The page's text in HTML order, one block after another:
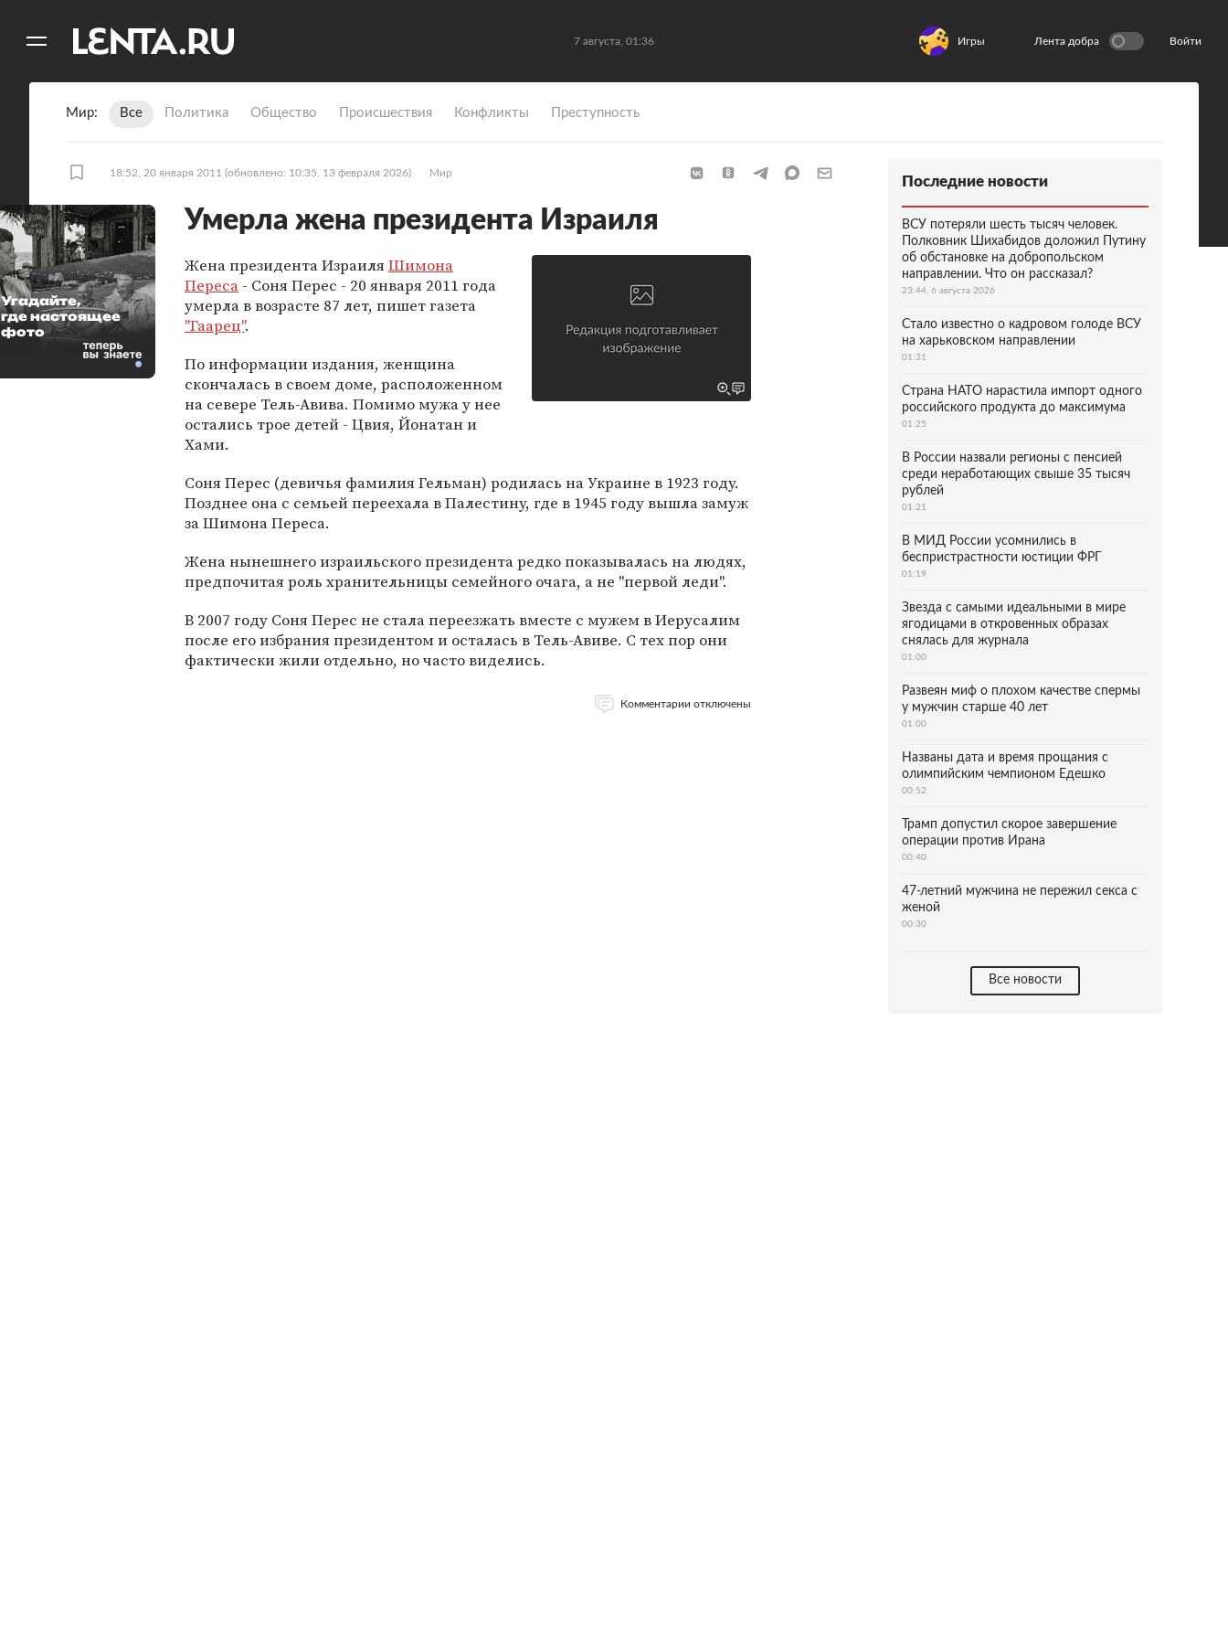
7 августа, 01:36 Игры Лента добра Войти
Мир Все Политика Общество Происшествия Конфликты Преступность
18:52, 20 января 2011 (обновлено: 10:35, 13 февраля 2026) Мир
Умерла жена президента Израиля
Жена президента ИзраиляШимона
Переса - Соня Перес - 20 января 2011 года
умерла в возрасте 87 лет, пишет газета
"Гаарец".
По информации издания, женщина
скончалась в своем доме, расположенном
на севере Тель-Авива. Помимо мужа у нее
остались трое детей - Цвия, Йонатан и
Хами.
Соня Перес (девичья фамилия Гельман) родилась на Украине в 1923 году.
Позднее она с семьей переехала в Палестину, где в 1945 году вышла замуж
за Шимона Переса.
Жена нынешнего израильского президента редко показывалась на людях,
предпочитая роль хранительницы семейного очага, а не "первой леди".
В 2007 году Соня Перес не стала переезжать вместе с мужем в Иерусалим
после его избрания президентом и осталась в Тель-Авиве. С тех пор они
фактически жили отдельно, но часто виделись.
Комментарии отключены
Угадайте,
где настоящее
фото
Последние новости
ВСУ потеряли шесть тысяч человек.
Полковник Шихабидов доложил Путину
об обстановке на добропольском
направлении. Что он рассказал?
23:44, 6 августа 2026
Стало известно о кадровом голоде ВСУ
на харьковском направлении
01:31
Страна НАТО нарастила импорт одного
российского продукта до максимума
01:25
В России назвали регионы с пенсией
среди неработающих свыше 35 тысяч
рублей
01:21
В МИД России усомнились в
беспристрастности юстиции ФРГ
01:19
Звезда с самыми идеальными в мире
ягодицами в откровенных образах
снялась для журнала
01:00
Развеян миф о плохом качестве спермы
у мужчин старше 40 лет
01:00
Названы дата и время прощания с
олимпийским чемпионом Едешко
00:52
Трамп допустил скорое завершение
операции против Ирана
00:40
47-летний мужчина не пережил секса с
женой
00:30
Все новости